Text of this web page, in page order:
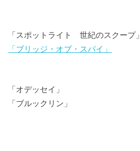
「スポットライト 世紀のスクープ」
「ブリッジ・オブ・スパイ」
「オデッセイ」
「ブルックリン」